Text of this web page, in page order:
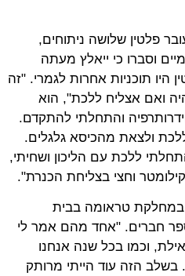
פלטין שלושה ניתוחים,
וסברו כי ייאלץ מעתה
היו תוכניות אחרות לגמרי. "זה
ואם אצליח ללכת", הוא
והתחלתי להתקדם.
ולצאת מהכיסא גלגלים.
ללכת עם הליכון ושחיתי,
וחצי בצליחת הכנרת".
במחלקת טראומה בבית
חברים. "אחד מהם אמר לי
וכמו בכל שנה אנחנו
בשלב הזה עוד הייתי מרותק